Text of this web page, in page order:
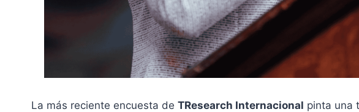
La más reciente encuesta de TResearch Internacional pinta una